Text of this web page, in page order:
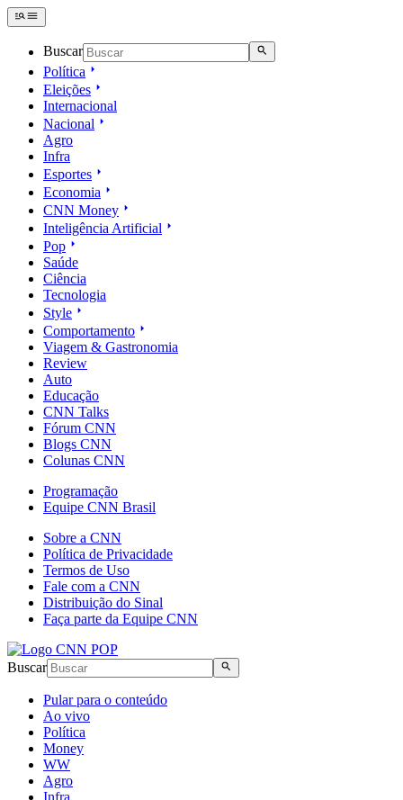
Buscar
Política
Eleições
Internacional
Nacional
Agro
Infra
Esportes
Economia
CNN Money
Inteligência Artificial
Pop
Saúde
Ciência
Tecnologia
Style
Comportamento
Viagem & Gastronomia
Review
Auto
Educação
CNN Talks
Fórum CNN
Blogs CNN
Colunas CNN
Programação
Equipe CNN Brasil
Sobre a CNN
Política de Privacidade
Termos de Uso
Fale com a CNN
Distribuição do Sinal
Faça parte da Equipe CNN
Buscar
Pular para o conteúdo
Ao vivo
Política
Money
WW
Agro
Infra